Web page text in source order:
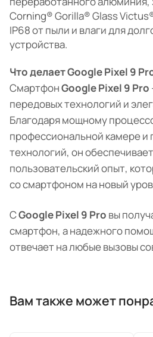
Corning® Gorilla® Glass
IP68 от пыли и влаги для
устройства.
Что делает Google Pixel 9
СмартфонGoogle Pixel 9 Pro
передовых технологий и
Благодаря мощному
профессиональной камере
технологий, он
пользовательский опыт,
со смартфоном на новый
СGoogle Pixel 9 Pro вы
смартфон, а надежного
отвечает на любые вызовы
Вам также может